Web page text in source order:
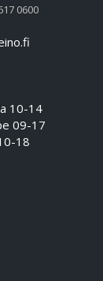
0600
10-14
09-17
18